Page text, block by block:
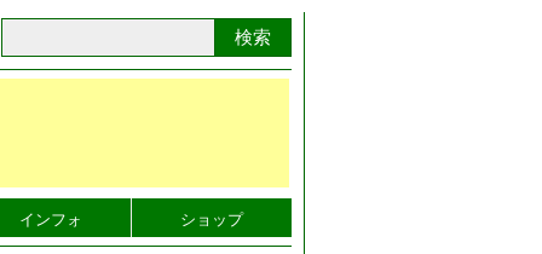
検索
インフォ ショップ